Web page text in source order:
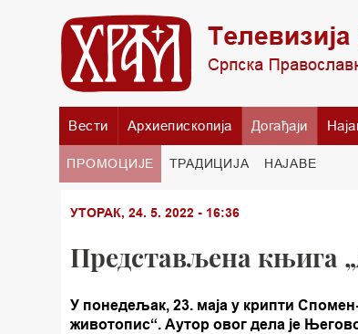
Вести Архиепископија Догађаји
ПРОМОЦИЈЕ ТРАДИЦИЈА НАЈАВЕ
УТОРАК, 24. 5. 2022 - 16:36
Представљена књига
У понедељак, 23. маја у крипти
животопис“. Аутор овог дела је